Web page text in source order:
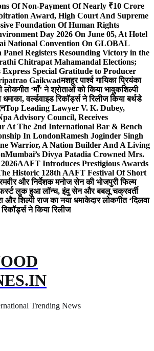
Of Non-Payment Of Nearly ₹10 Crore
Award, High Court And Supreme
Foundation Of Human Rights
Day 2026 On June 05, At Hotel
National Convention On GLOBAL
Panel Registers Resounding Victory in the
Chitrapat Mahamandal Elections;
Special Gratitude to Producer
Gaikwadमशहूर पार्श्व गायिका प्रियंका
‘माँ’ ने श्रोताओं को किया भावुकशिल्पी
वर्ल्डवाइड रिकॉर्ड्स ने रिलीज किया बर्थडे
Top Leading Lawyer V. K. Dubey,
Advisory Council, Receives
At The 2nd International Bar & Bench
In LondonRamesh Joginder Singh
Warrior, A Nation Builder And A Living
Mumbai’s Divya Patadia Crowned Mrs.
AAFT Introduces Prestigious Awards
Historic 128th AAFT Festival Of Short
और निर्देशक मनोज सेन की भोजपुरी फिल्म
फर्स्ट लुक हुआ लॉन्च, इंदु सेन और बबलू चक्रवर्ती
और शिल्पी राज का नया धमाकेदार लोकगीत ‘दिलवा
ने किया रिलीज
Trending News